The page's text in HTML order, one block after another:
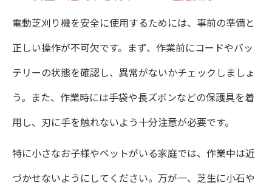
電動芝刈り機を安全に使用するためには、事前の準備と
正しい操作が不可欠です。まず、作業前にコードやバッ
テリーの状態を確認し、異常がないかチェックしましょ
う。また、作業時には手袋や長ズボンなどの保護具を着
用し、刃に手を触れないよう十分注意が必要です。
特に小さなお子様やペットがいる家庭では、作業中は近
づかせないようにしてください。万が一、芝生に小石や